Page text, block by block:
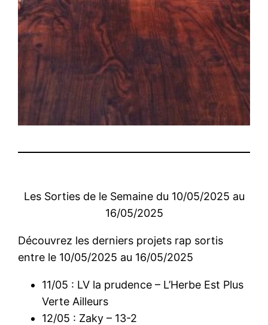
Les Sorties de le Semaine du 10/05/2025 au
16/05/2025
Découvrez les derniers projets rap sortis
entre le 10/05/2025 au 16/05/2025
11/05 : LV la prudence – L’Herbe Est Plus
Verte Ailleurs
12/05 : Zaky – 13-2